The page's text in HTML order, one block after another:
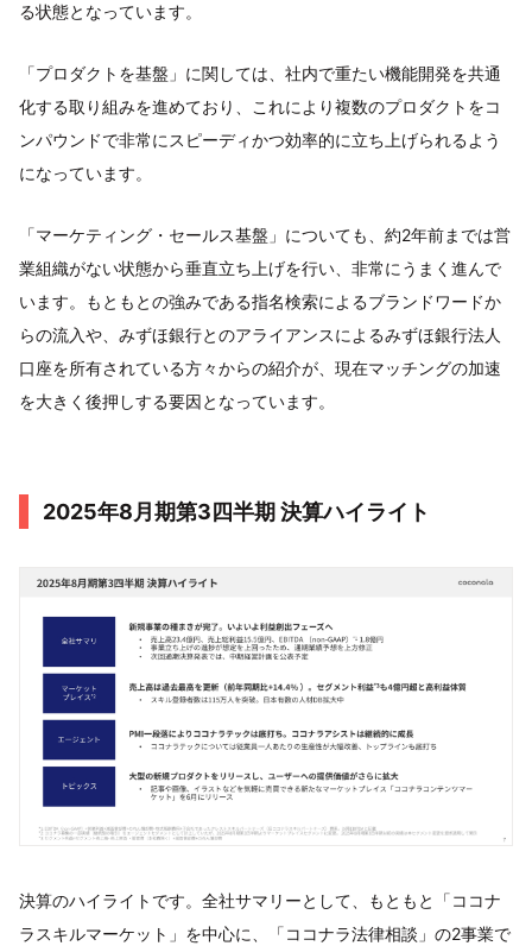
る状態となっています。
「プロダクトを基盤」に関しては、社内で重たい機能開発を共通
化する取り組みを進めており、これにより複数のプロダクトをコ
ンパウンドで非常にスピーディかつ効率的に立ち上げられるよう
になっています。
「マーケティング・セールス基盤」についても、約2年前までは営
業組織がない状態から垂直立ち上げを行い、非常にうまく進んで
います。もともとの強みである指名検索によるブランドワードか
らの流入や、みずほ銀行とのアライアンスによるみずほ銀行法人
口座を所有されている方々からの紹介が、現在マッチングの加速
を大きく後押しする要因となっています。
2025年8月期第3四半期 決算ハイライト
決算のハイライトです。全社サマリーとして、もともと「ココナ
ラスキルマーケット」を中心に、「ココナラ法律相談」の2事業で